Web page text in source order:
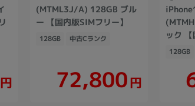
円
(MTML3J/A) 128GB ブル
ー 【国内版SIMフリー】
128GB 中古Cランク
72,800円
ック 【
128GB